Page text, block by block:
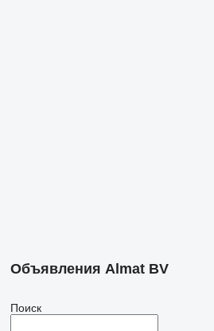
Объявления Almat BV
Поиск